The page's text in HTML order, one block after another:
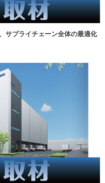
サプライチェーン全体の最適化